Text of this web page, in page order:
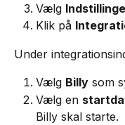
Vælg
Klik på
Under
Vælg Billy som
Vælg en
Billy skal starte.